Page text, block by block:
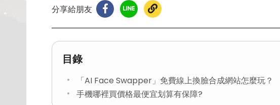
分享給朋友
目錄
「AI Face Swapper」免費線上換臉合成網站怎麼玩？
手機哪裡買價格最便宜划算有保障?